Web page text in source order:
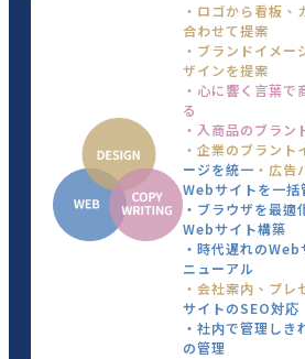
・ロゴから看板、
合わせて提案
・ブランドイメー
ザインを提案
・心に響く言葉で
る
・入商品のブラン
・企業のブラント
ージを統一 ・広告
Webサイトを一括
・ブラウザを最適
Webサイト構築
・時代遅れの
ニューアル
・会社案内、プレ
サイトのSEO対応
・社内で管理しき
の管理